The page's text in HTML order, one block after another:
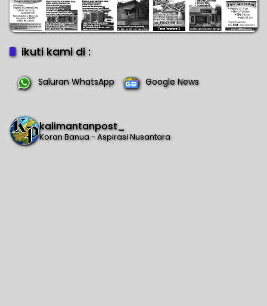
ikuti kami di :
Saluran WhatsApp Google News
kalimantanpost_
Koran Banua - Aspirasi Nusantara